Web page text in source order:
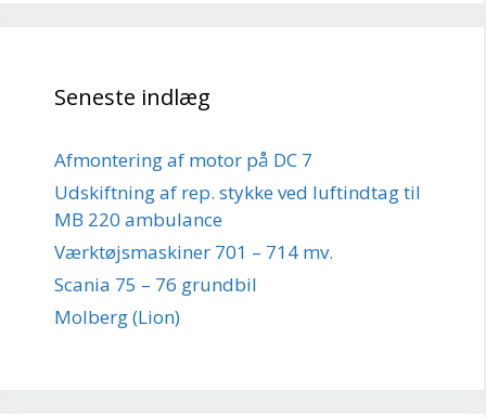
Seneste indlæg
Afmontering af motor på DC 7
Udskiftning af rep. stykke ved luftindtag til
MB 220 ambulance
Værktøjsmaskiner 701 – 714 mv.
Scania 75 – 76 grundbil
Molberg (Lion)